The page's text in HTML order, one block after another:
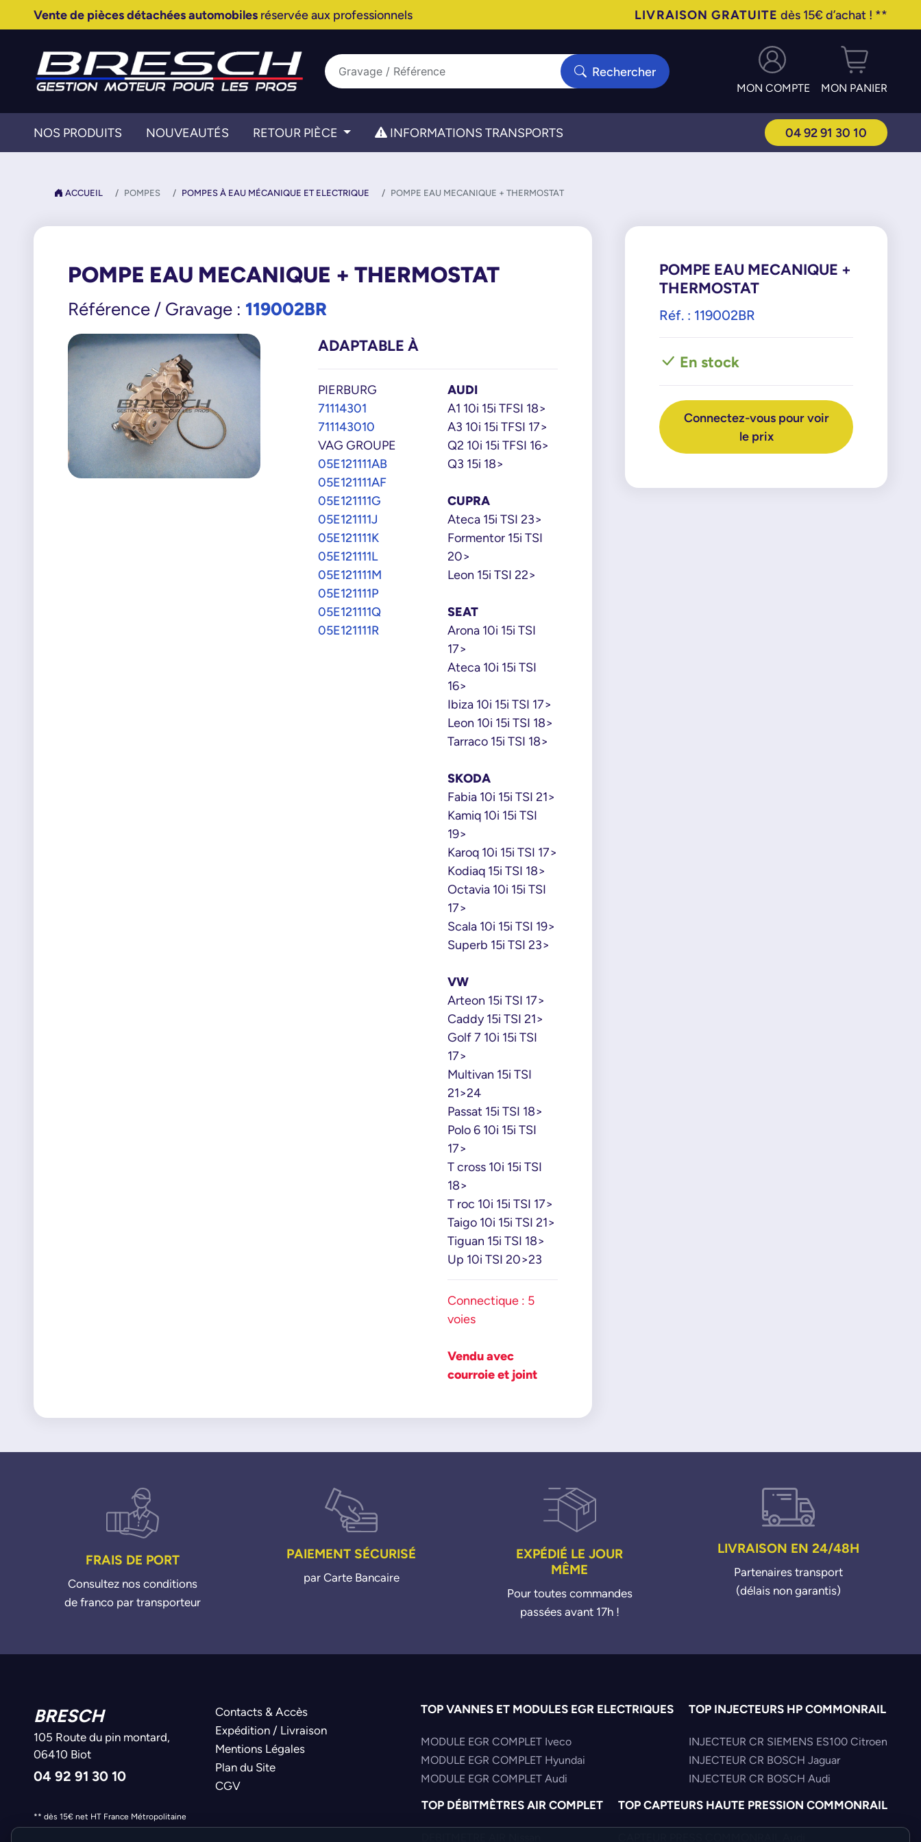
Vente de pièces détachées automobilesréservée aux professionnels LIVRAISON GRATUITE dès 15€ d’achat ! **
Rechercher
MON COMPTE MON PANIER
NOS PRODUITS NOUVEAUTÉS RETOUR PIÈCE INFORMATIONS TRANSPORTS 04 92 91 30 10
ACCUEIL POMPES POMPES À EAU MÉCANIQUE ET ELECTRIQUE POMPE EAU MECANIQUE + THERMOSTAT
POMPE EAU MECANIQUE + THERMOSTAT
Référence / Gravage : 119002BR
ADAPTABLE À
PIERBURG
71114301
711143010
VAG GROUPE
05E121111AB
05E121111AF
05E121111G
05E121111J
05E121111K
05E121111L
05E121111M
05E121111P
05E121111Q
05E121111R
AUDI
A1 10i 15i TFSI 18>
A3 10i 15i TFSI 17>
Q2 10i 15i TFSI 16>
Q3 15i 18>
CUPRA
Ateca 15i TSI 23>
Formentor 15i TSI
20>
Leon 15i TSI 22>
SEAT
Arona 10i 15i TSI
17>
Ateca 10i 15i TSI
16>
Ibiza 10i 15i TSI 17>
Leon 10i 15i TSI 18>
Tarraco 15i TSI 18>
SKODA
Fabia 10i 15i TSI 21>
Kamiq 10i 15i TSI
19>
Karoq 10i 15i TSI 17>
Kodiaq 15i TSI 18>
Octavia 10i 15i TSI
17>
Scala 10i 15i TSI 19>
Superb 15i TSI 23>
VW
Arteon 15i TSI 17>
Caddy 15i TSI 21>
Golf 7 10i 15i TSI
17>
Multivan 15i TSI
21>24
Passat 15i TSI 18>
Polo 6 10i 15i TSI
17>
T cross 10i 15i TSI
18>
T roc 10i 15i TSI 17>
Taigo 10i 15i TSI 21>
Tiguan 15i TSI 18>
Up 10i TSI 20>23
Connectique : 5
voies
Vendu avec
courroie et joint
POMPE EAU MECANIQUE +
THERMOSTAT
Réf. : 119002BR
En stock
Connectez-vous pour voir
le prix
FRAIS DE PORT
Consultez nos conditions
de franco par transporteur
PAIEMENT SÉCURISÉ
par Carte Bancaire
EXPÉDIÉ LE JOUR
MÊME
Pour toutes commandes
passées avant 17h !
LIVRAISON EN 24/48H
Partenaires transport
(délais non garantis)
BRESCH
105 Route du pin montard,
06410 Biot
04 92 91 30 10
Contacts & Accès
Expédition / Livraison
Mentions Légales
Plan du Site
CGV
** dès 15€ net HT France Métropolitaine
TOP VANNES ET MODULES EGR ELECTRIQUES
MODULE EGR COMPLET Iveco
MODULE EGR COMPLET Hyundai
MODULE EGR COMPLET Audi
TOP INJECTEURS HP COMMONRAIL
INJECTEUR CR SIEMENS ES100 Citroen
INJECTEUR CR BOSCH Jaguar
INJECTEUR CR BOSCH Audi
TOP DÉBITMÈTRES AIR COMPLET TOP CAPTEURS HAUTE PRESSION COMMONRAIL